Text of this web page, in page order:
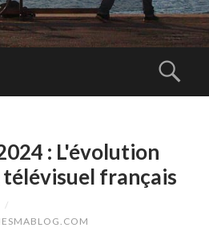
: L'évolution
français
/